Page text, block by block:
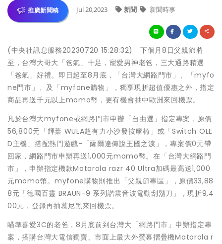
推廣新聞稿 Jul 20,2023 新聞 新聞時事
(中央社訊息服務20230720 15:28:32) 下個月8日父親節將
至，台灣大哥大「爸氣」十足，寵愛男神老爸，三大通路精選
「爸氣」好禮。即日起至8月底，「台灣大網路門市」、「myfo
ne門市」、及「myfone購物」，獨享現折超值優惠之外，指定
商品再送千元以上momo幣，更有機會抽中歐洲來回機票。
凡於台灣大myfone或網路門市申辦「自由選」指定專案，原價
56,800元「輝葉 WULA超有力小沙發按摩椅」或「Switch OLE
D主機」搭配熱門遊戲-「薩爾達傳說王國之淚」，專案價0元帶
回家，網路門市申辦再送1,000元momo幣。在「台灣大網路門
市」，申辦指定機款Motorola razr 40 Ultra加碼最高送1,000
元momo幣。myfone購物則推出「父親節專區」，原價33,88
8元「德國百靈 BRAUN-9 系列諧震音波電動刮鬍刀」，現折9,4
00元，登錄再抽慕尼黑來回機票。
瞄準喜愛3C的老爸，8月底前到台灣大「網路門市」申辦指定專
案，搭購台灣大電信獨賣、市面上最大外螢幕摺疊機Motorola r